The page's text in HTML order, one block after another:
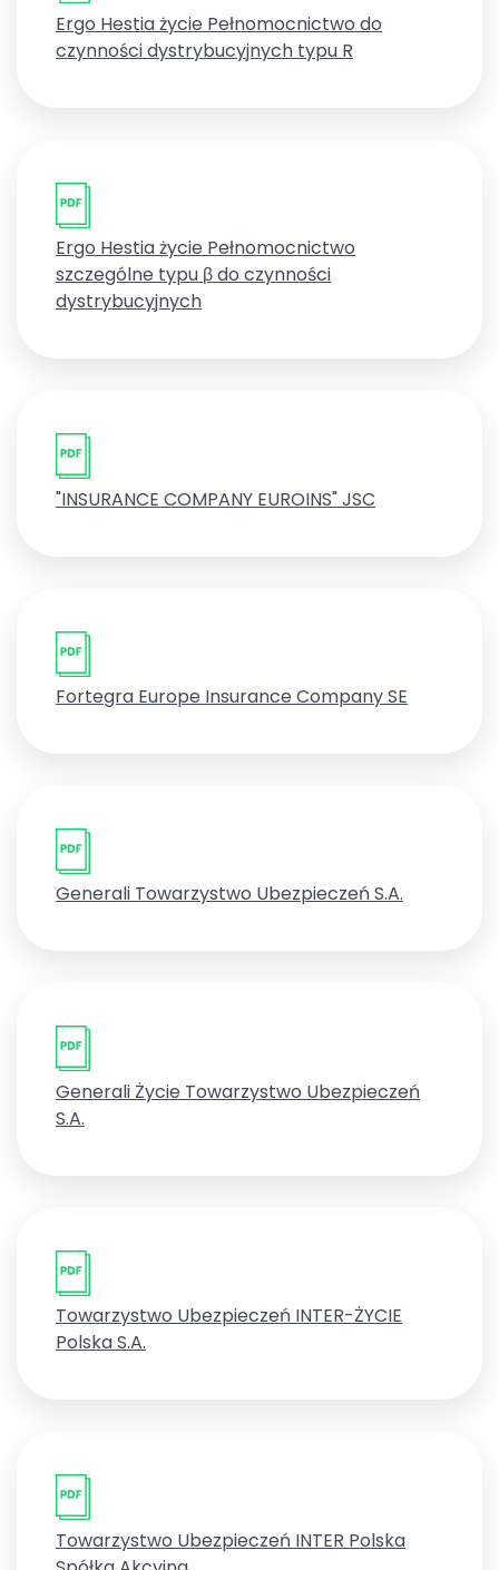
Ergo Hestia życie Pełnomocnictwo do
czynności dystrybucyjnych typu R
Ergo Hestia życie Pełnomocnictwo
szczególne typu β do czynności
dystrybucyjnych
"INSURANCE COMPANY EUROINS" JSC
Fortegra Europe Insurance Company SE
Generali Towarzystwo Ubezpieczeń S.A.
Generali Życie Towarzystwo Ubezpieczeń
S.A.
Towarzystwo Ubezpieczeń INTER-ŻYCIE
Polska S.A.
Towarzystwo Ubezpieczeń INTER Polska